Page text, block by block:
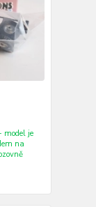
model je
na